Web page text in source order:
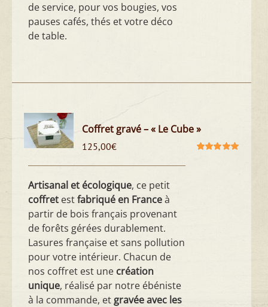
de service, pour vos bougies, vos
pauses cafés, thés et votre déco
de table.
Coffret gravé – « Le Cube »
125,00€
Artisanal et écologique, ce petit
coffret estfabriqué en Franceà
partir de bois français provenant
de forêts gérées durablement.
Lasures française et sans pollution
pour votre intérieur. Chacun de
nos coffret est une création
unique, réalisé par notre ébéniste
à la commande, et gravée avec les